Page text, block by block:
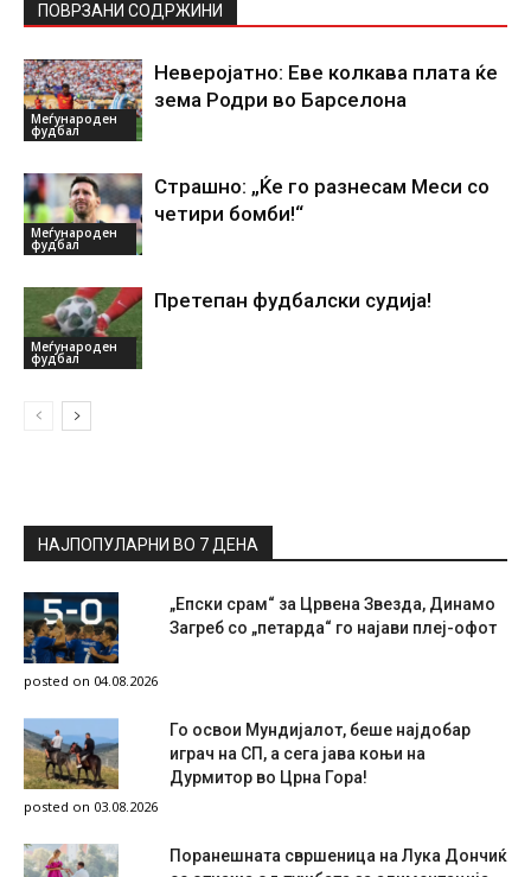
ПОВРЗАНИ СОДРЖИНИ
Меѓународен
фудбал
Неверојатно: Еве колкава плата ќе
зема Родри во Барселона
Меѓународен
фудбал
Страшно: „Ќе го разнесам Меси со
четири бомби!“
Меѓународен
фудбал
Претепан фудбалски судија!
НАЈПОПУЛАРНИ ВО 7 ДЕНА
„Епски срам“ за Црвена Звезда, Динамо
Загреб со „петарда“ го најави плеј-офот
posted on 04.08.2026
Го освои Мундијалот, беше најдобар
играч на СП, а сега јава коњи на
Дурмитор во Црна Гора!
posted on 03.08.2026
Поранешната свршеница на Лука Дончиќ